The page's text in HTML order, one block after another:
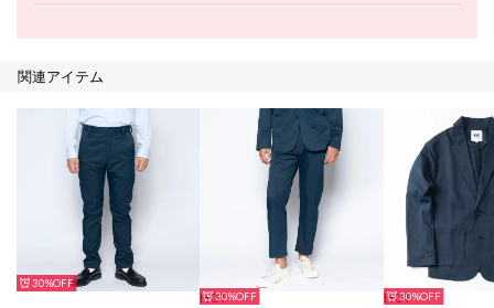
関連アイテム
30%
HOT30% HOT30%